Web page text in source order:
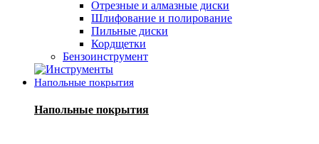
Отрезные и алмазные диски
Шлифование и полирование
Пильные диски
Кордщетки
Бензоинструмент
Напольные покрытия
Напольные покрытия